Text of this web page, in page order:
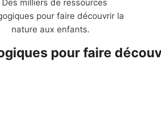
pour faire